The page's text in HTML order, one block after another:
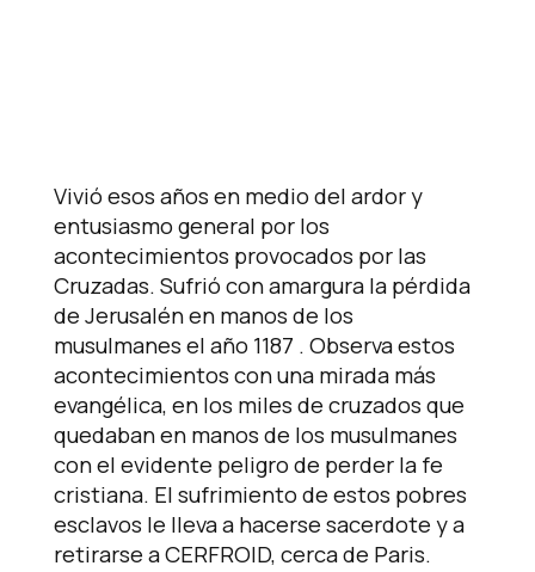
Vivió esos años en medio del ardor y
entusiasmo general por los
acontecimientos provocados por las
Cruzadas. Sufrió con amargura la pérdida
de Jerusalén en manos de los
musulmanes el año 1187 . Observa estos
acontecimientos con una mirada más
evangélica, en los miles de cruzados que
quedaban en manos de los musulmanes
con el evidente peligro de perder la fe
cristiana. El sufrimiento de estos pobres
esclavos le lleva a hacerse sacerdote y a
retirarse a CERFROID, cerca de Paris.